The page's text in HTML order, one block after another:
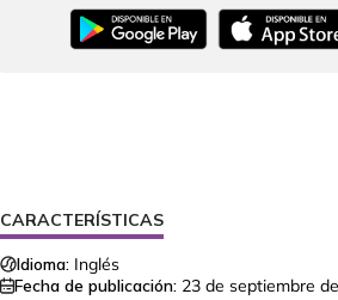
CARACTERÍSTICAS
Idioma: Inglés
Fecha de publicación: 23 de septiembre